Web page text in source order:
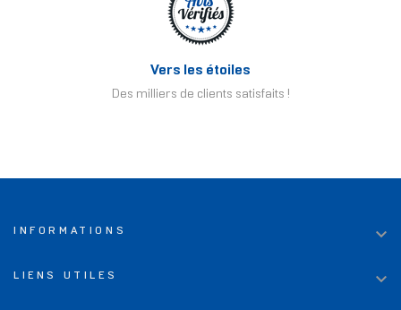
Vers les étoiles
Des milliers de clients satisfaits !
INFORMATIONS 
LIENS UTILES 